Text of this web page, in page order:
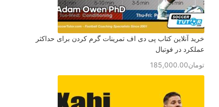
خرید آنلاین کتاب پی دی اف تمرینات گرم کردن برای حداکثر
عملکرد در فوتبال
تومان185,000.00